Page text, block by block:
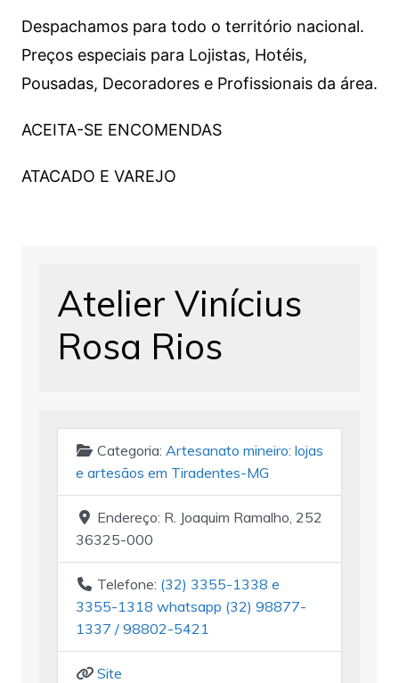
Despachamos para todo o território nacional.
Preços especiais para Lojistas, Hotéis,
Pousadas, Decoradores e Profissionais da área.
ACEITA-SE ENCOMENDAS
ATACADO E VAREJO
Atelier Vinícius
Rosa Rios
Categoria: Artesanato mineiro: lojas
e artesãos em Tiradentes-MG
Endereço: R. Joaquim Ramalho, 252
36325-000
Telefone: (32) 3355-1338 e
3355-1318 whatsapp (32) 98877-
1337 / 98802-5421
Site